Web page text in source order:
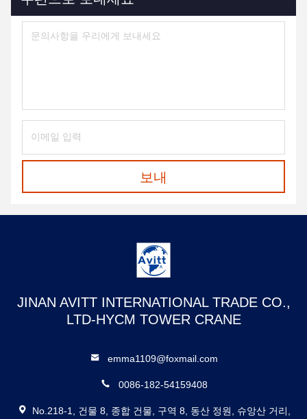
보내
JINAN AVITT INTERNATIONAL TRADE CO.,
LTD-HYCM TOWER CRANE
emma1109@foxmail.com
0086-182-54159408
No.218-1, 건물 8, 종합 건물, 구역 8, 동산 정원, 슈앙산 거리,